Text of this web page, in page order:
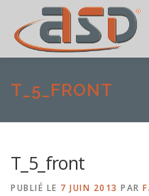
ACCUEIL SERVICES
CONTACT
T_5_FRONT
T_5_front
PUBLIÉ LE 7 JUIN 2013 PAR